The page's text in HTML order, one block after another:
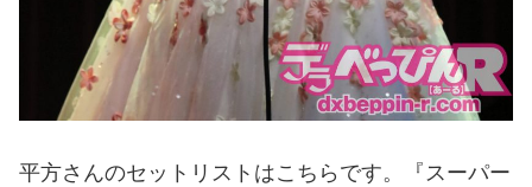
平方さんのセットリストはこちらです。『スーパー